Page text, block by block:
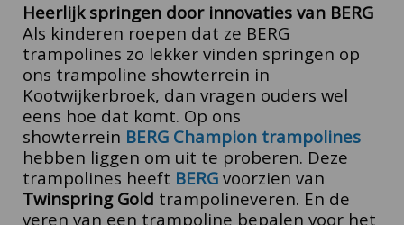
Heerlijk springen door innovaties van BERG
Als kinderen roepen dat ze BERG
trampolines zo lekker vinden springen op
ons trampoline showterrein in
Kootwijkerbroek, dan vragen ouders wel
eens hoe dat komt. Op ons
showterrein BERG Champion trampolines
hebben liggen om uit te proberen. Deze
trampolines heeft BERG voorzien van
Twinspring Gold trampolineveren. En de
veren van een trampoline bepalen voor het